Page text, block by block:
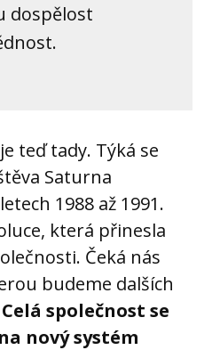
dospělost
teď tady. Týká se
Saturna
1988 až 1991.
která přinesla
Čeká nás
budeme dalších
Celá společnost se
nový systém